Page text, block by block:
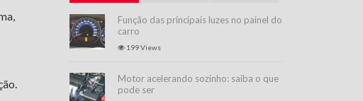
Função das principais luzes no painel do
carro
199 Views
Motor acelerando sozinho: saiba o que
pode ser